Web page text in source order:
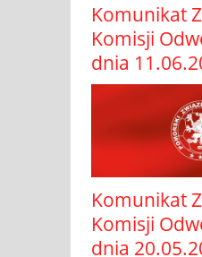
Komunikat
Komisji
dnia
Komunikat
Komisji
dnia